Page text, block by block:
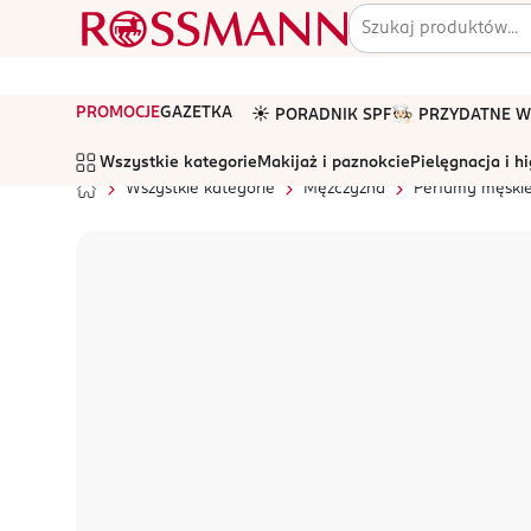
PROMOCJEGAZETKA ☀️ PORADNIK SPF🧑🏻‍🍳 PRZYDATNE
Wszystkie kategorie Makijaż i paznokcie Pielęgnacja i
Wszystkie kategorie
Mężczyzna Perfumy